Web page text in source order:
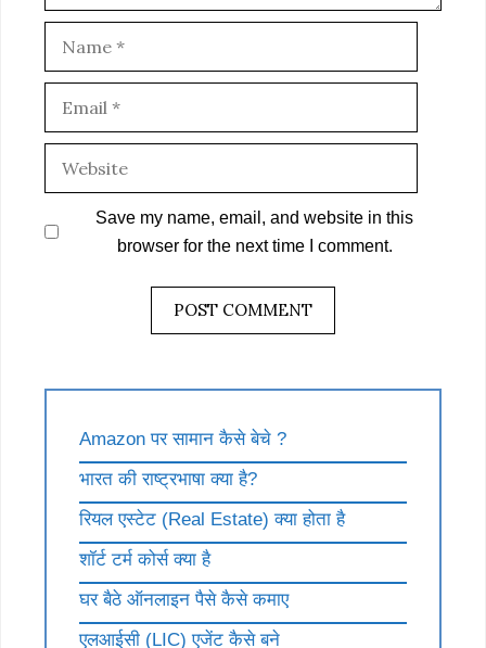
Save my name, email, and website in this
browser for the next time I comment.
Amazon पर सामान कैसे बेचे ?
भारत की राष्ट्रभाषा क्या है?
रियल एस्टेट (Real Estate) क्या होता है
शॉर्ट टर्म कोर्स क्या है
घर बैठे ऑनलाइन पैसे कैसे कमाए
एलआईसी (LIC) एजेंट कैसे बने